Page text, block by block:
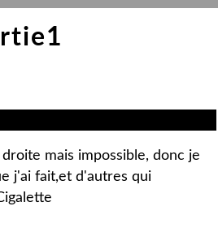
mais impossible, donc je
j'ai fait,et d'autres qui